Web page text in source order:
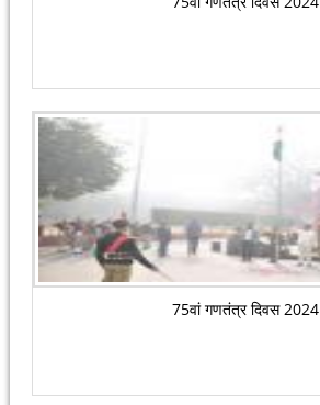
75वां गणतंत्र दिवस 2024